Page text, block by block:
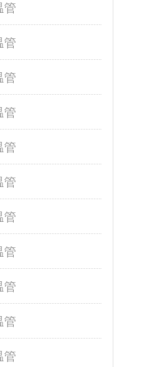
管
管
管
管
管
管
管
管
管
管
管